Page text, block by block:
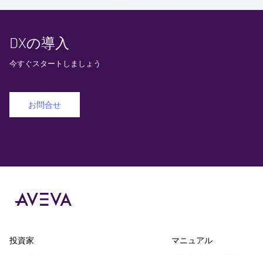
DXの導入
今すぐスタートしましょう
お問合せ
投資家
マニュアル